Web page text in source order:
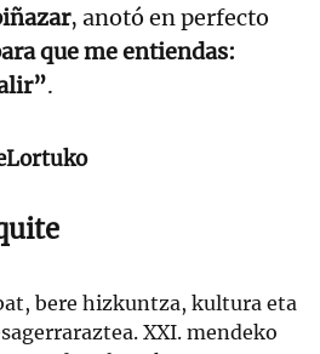
, anotó en perfecto
que me entiendas:
.
bere hizkuntza, kultura eta
XXI. mendeko